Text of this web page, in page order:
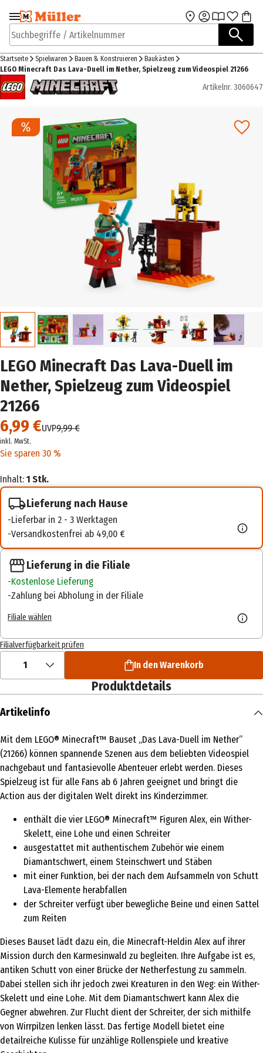
Zur Navigation
springen
Zum Hauptinhalt
Suchbegriffe / Artikelnummer
Startseite Spielwaren Bauen & Konstruieren
Baukästen
LEGO Minecraft Das Lava-Duell im Nether, Spielzeug zum Videospiel 21266
Artikelnr. 3060647
LEGO Minecraft Das Lava-Duell im
Nether, Spielzeug zum Videospiel
21266
6,99 €UVP9,99 €
inkl. MwSt.
Sie sparen 30 %
Inhalt: 1 Stk.
Lieferung nach Hause
Lieferbar in 2 - 3 Werktagen
Versandkostenfrei ab 49,00 €
Lieferung in die Filiale
Kostenlose Lieferung
Zahlung bei Abholung in der Filiale
Filiale wählen
Filialverfügbarkeit prüfen
1 In den Warenkorb
Produktdetails
Artikelinfo
Mit dem LEGO® Minecraft™ Bauset „Das Lava-Duell im Nether“
(21266) können spannende Szenen aus dem beliebten Videospiel
nachgebaut und fantasievolle Abenteuer erlebt werden. Dieses
Spielzeug ist für alle Fans ab 6 Jahren geeignet und bringt die
Action aus der digitalen Welt direkt ins Kinderzimmer.
enthält die vier LEGO® Minecraft™ Figuren Alex, ein Wither-
Skelett, eine Lohe und einen Schreiter
ausgestattet mit authentischem Zubehör wie einem
Diamantschwert, einem Steinschwert und Stäben
mit einer Funktion, bei der nach dem Aufsammeln von Schutt
Lava-Elemente herabfallen
der Schreiter verfügt über bewegliche Beine und einen Sattel
zum Reiten
Dieses Bauset lädt dazu ein, die Minecraft-Heldin Alex auf ihrer
Mission durch den Karmesinwald zu begleiten. Ihre Aufgabe ist es,
antiken Schutt von einer Brücke der Netherfestung zu sammeln.
Dabei stellen sich ihr jedoch zwei Kreaturen in den Weg: ein Wither-
Skelett und eine Lohe. Mit dem Diamantschwert kann Alex die
Gegner abwehren. Zur Flucht dient der Schreiter, der sich mithilfe
von Wirrpilzen lenken lässt. Das fertige Modell bietet eine
detailreiche Kulisse für unzählige Rollenspiele und kreative